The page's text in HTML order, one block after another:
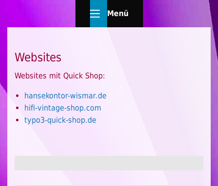
Menü
Websites
Websites mit Quick Shop:
hansekontor-wismar.de
hifi-vintage-shop.com
typo3-quick-shop.de